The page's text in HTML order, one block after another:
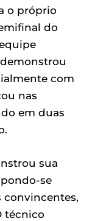
o próprio
do
com
nas
em duas
sua
se
convincentes,
técnico